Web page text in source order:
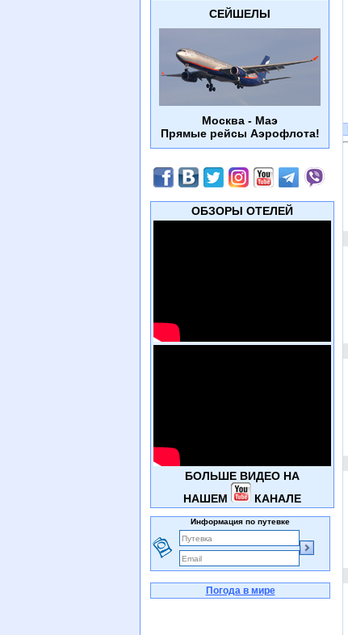
СЕЙШЕЛЫ
Москва - Маэ
Прямые рейсы Аэрофлота!
ОБЗОРЫ ОТЕЛЕЙ
БОЛЬШЕ ВИДЕО НА
НАШЕМ
КАНАЛЕ
Информация по путевке
Погода в мире